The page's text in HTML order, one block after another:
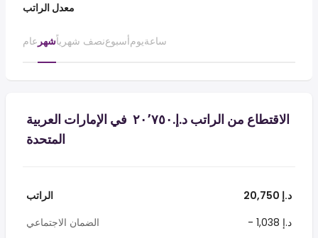
معدل الراتب
عام شهرنصف شهرياًأسبوعيومساعة
الاقتطاع من الراتب د.إ.‏٢٠٬٧٥٠ ‏ في الإمارات العربية
المتحدة
الراتب
20,750 د.إ
الضمان الاجتماعي
- 1,038 د.إ